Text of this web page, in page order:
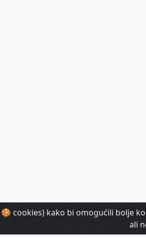
cookies) kako bi omogućili bolje
ali